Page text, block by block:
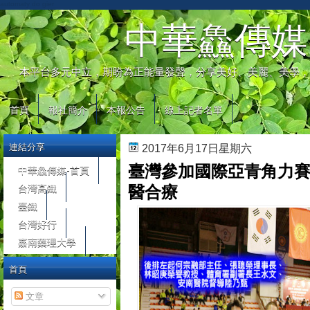
中華鱻傳媒
本平台多元中立，期盼為正能量發聲，分享美好、美麗、美學
首頁 報社簡介 本報公告 線上記者名單
2017年6月17日星期六
臺灣參加國際亞青角力
醫合療
連結分享
中華鱻傳媒-首頁
台灣高鐵
臺鐵
台灣好行
嘉南藥理大學
首頁
文章